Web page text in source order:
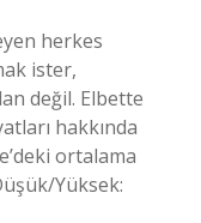
herkes
ister,
değil. Elbette
hakkında
ortalama
Yüksek: